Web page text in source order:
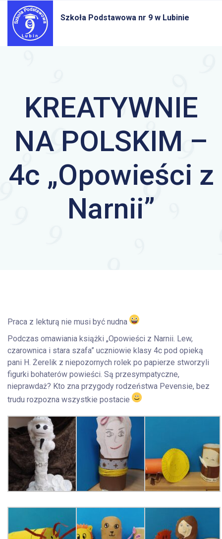
Szkoła Podstawowa nr 9 w Lubinie
KREATYWNIE
NA POLSKIM –
4c „Opowieści z
Narnii”
Praca z lekturą nie musi być nudna
Podczas omawiania książki „Opowieści z Narnii. Lew,
czarownica i stara szafa” uczniowie klasy 4c pod opieką
pani H. Żerelik z niepozornych rolek po papierze stworzyli
figurki bohaterów powieści. Są przesympatyczne,
nieprawdaż? Kto zna przygody rodzeństwa Pevensie, bez
trudu rozpozna wszystkie postacie